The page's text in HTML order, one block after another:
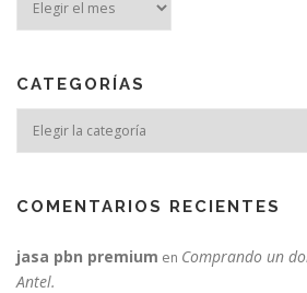
CATEGORÍAS
COMENTARIOS RECIENTES
jasa pbn premium en Comprando un
Antel.